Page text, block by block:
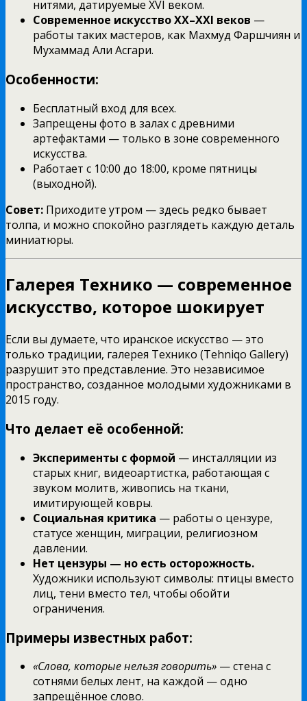
нитями, датируемые XVI веком.
Современное искусство XX–XXI веков —
работы таких мастеров, как Махмуд Фаршчиян и
Мухаммад Али Асгари.
Особенности:
Бесплатный вход для всех.
Запрещены фото в залах с древними
артефактами — только в зоне современного
искусства.
Работает с 10:00 до 18:00, кроме пятницы
(выходной).
Совет: Приходите утром — здесь редко бывает
толпа, и можно спокойно разглядеть каждую деталь
миниатюры.
Галерея Технико — современное
искусство, которое шокирует
Если вы думаете, что иранское искусство — это
только традиции, галерея Технико (Tehniqo Gallery)
разрушит это представление. Это независимое
пространство, созданное молодыми художниками в
2015 году.
Что делает её особенной:
Эксперименты с формой — инсталляции из
старых книг, видеоартистка, работающая с
звуком молитв, живопись на ткани,
имитирующей ковры.
Социальная критика — работы о цензуре,
статусе женщин, миграции, религиозном
давлении.
Нет цензуры — но есть осторожность.
Художники используют символы: птицы вместо
лиц, тени вместо тел, чтобы обойти
ограничения.
Примеры известных работ:
«Слова, которые нельзя говорить» — стена с
сотнями белых лент, на каждой — одно
запрещённое слово.